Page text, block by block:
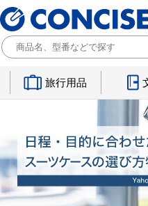
旅行用品